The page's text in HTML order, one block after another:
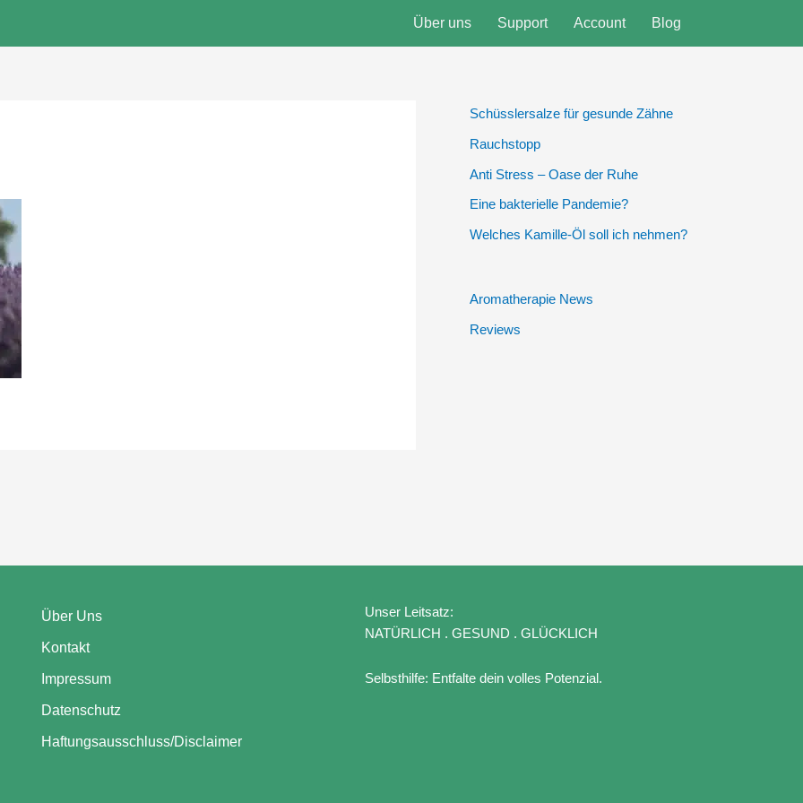
Über uns Support Account Blog
Schüsslersalze für gesunde Zähne
Rauchstopp
Anti Stress – Oase der Ruhe
Eine bakterielle Pandemie?
Welches Kamille-Öl soll ich nehmen?
Aromatherapie News
Reviews
Über Uns
Kontakt
Impressum
Datenschutz
Haftungsausschluss/Disclaimer
Unser Leitsatz:
NATÜRLICH . GESUND . GLÜCKLICH
Selbsthilfe: Entfalte dein volles Potenzial.